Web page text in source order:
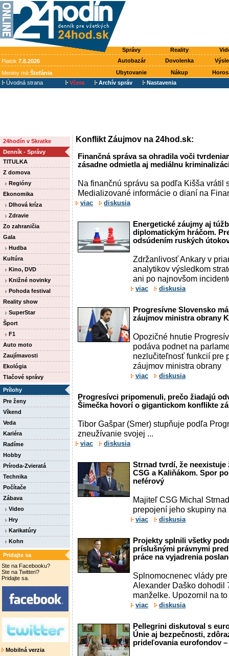
Správy Reality
Piatok 7.8.2026 Autobazár Dovolenka
Meniny má Štefánia Ubytovanie Nákup
Úvodná strana
Včera Archív správ Nastavenia
24hodín v Skratke
Denník - Správy
TITULKA
Z domova
Regióny
Ekonomika
Dlhová kríza
Zdravie
Zo zahraničia
Gala
Hudba
Kultúra
Kino, DVD
Knižné novinky
Pohoda festival
Reality show
SuperStar
Šport
F1
Auto moto
Zaujímavosti
Ekológia
Tlačové správy
Prílohy
Pre ženy
Víkend
Veda
Kariéra
Radíme
Hobby
Príroda-Zvieratá
Technika
Počítače
Zábava
Video
Hry
Karikatúry
Kohn
Pridajte sa
Ste na Facebooku?
Ste na Twitteri?
Pridajte sa.
Mobilná verzia
Konflikt Záujmov na 24hod.sk:
Finančná správa sa ohradila voči
zásadne odmietla aj mediálnu
Na finančnú správu sa podľa Kišša vrátil
Medializované informácie o dianí na
viac diskusia
Energetické záujmy aj
diplomatickým hráčom.
odsúdením ruských
Zdržanlivosť Ankary v
analytikov výsledkom
ani po najnovšom
viac diskusia
Progresívne Slovensko
záujmov ministra obrany
Opozičné hnutie
podáva podnet na
nezlučiteľnosť funkcií pre
záujmov ministra obrany
viac diskusia
Progresívci pripomenuli, prečo žiadajú
Šimečka hovorí o gigantickom konflikte
Tibor Gašpar (Smer) stupňuje podľa
zneužívanie svojej ...
viac diskusia
Strnad tvrdí, že neexistuje
CSG a Kaliňákom. Spor
neférový
Majiteľ CSG Michal
prepojení jeho skupiny
viac diskusia
Projekty splnili všetky
príslušnými právnymi
práce na vyjadrenia
Splnomocnenec vlády
Alexander Daško dohodil
manželke. Upozornil na
viac diskusia
Pellegrini diskutoval s
Únie aj bezpečnosti,
prideľovania eurofondov –